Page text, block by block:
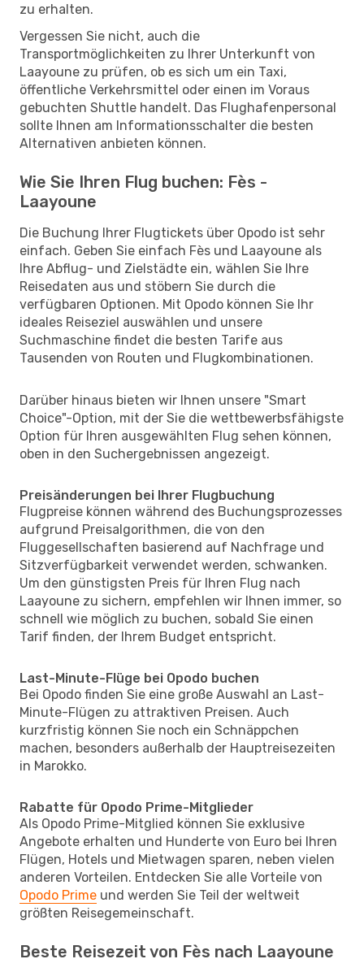
zu erhalten.
Vergessen Sie nicht, auch die
Transportmöglichkeiten zu Ihrer Unterkunft von
Laayoune zu prüfen, ob es sich um ein Taxi,
öffentliche Verkehrsmittel oder einen im Voraus
gebuchten Shuttle handelt. Das Flughafenpersonal
sollte Ihnen am Informationsschalter die besten
Alternativen anbieten können.
Wie Sie Ihren Flug buchen: Fès -
Laayoune
Die Buchung Ihrer Flugtickets über Opodo ist sehr
einfach. Geben Sie einfach Fès und Laayoune als
Ihre Abflug- und Zielstädte ein, wählen Sie Ihre
Reisedaten aus und stöbern Sie durch die
verfügbaren Optionen. Mit Opodo können Sie Ihr
ideales Reiseziel auswählen und unsere
Suchmaschine findet die besten Tarife aus
Tausenden von Routen und Flugkombinationen.
Darüber hinaus bieten wir Ihnen unsere "Smart
Choice"-Option, mit der Sie die wettbewerbsfähigste
Option für Ihren ausgewählten Flug sehen können,
oben in den Suchergebnissen angezeigt.
Preisänderungen bei Ihrer Flugbuchung
Flugpreise können während des Buchungsprozesses
aufgrund Preisalgorithmen, die von den
Fluggesellschaften basierend auf Nachfrage und
Sitzverfügbarkeit verwendet werden, schwanken.
Um den günstigsten Preis für Ihren Flug nach
Laayoune zu sichern, empfehlen wir Ihnen immer, so
schnell wie möglich zu buchen, sobald Sie einen
Tarif finden, der Ihrem Budget entspricht.
Last-Minute-Flüge bei Opodo buchen
Bei Opodo finden Sie eine große Auswahl an Last-
Minute-Flügen zu attraktiven Preisen. Auch
kurzfristig können Sie noch ein Schnäppchen
machen, besonders außerhalb der Hauptreisezeiten
in Marokko.
Rabatte für Opodo Prime-Mitglieder
Als Opodo Prime-Mitglied können Sie exklusive
Angebote erhalten und Hunderte von Euro bei Ihren
Flügen, Hotels und Mietwagen sparen, neben vielen
anderen Vorteilen. Entdecken Sie alle Vorteile von
Opodo Prime und werden Sie Teil der weltweit
größten Reisegemeinschaft.
Beste Reisezeit von Fès nach Laayoune